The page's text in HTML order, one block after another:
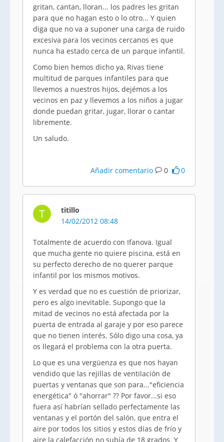
gritan, cantan, lloran... los padres les gritan
para que no hagan esto o lo otro... Y quien
diga que no va a suponer una carga de ruido
excesiva para los vecinos cercanos es que
nunca ha estado cerca de un parque infantil.
Como bien hemos dicho ya, Rivas tiene
multitud de parques infantiles para que
llevemos a nuestros hijos, dejémos a los
vecinos en paz y llevemos a los niños a jugar
donde puedan gritar, jugar, llorar o cantar
libremente.
Un saludo.
Añadir comentario 0 0
T
titillo
14/02/2012 08:48
Totalmente de acuerdo con Ifanova. Igual
que mucha gente no quiere piscina, está en
su perfecto derecho de no querer parque
infantil por los mismos motivos.
Y es verdad que no es cuestión de priorizar,
pero es algo inevitable. Supongo que la
mitad de vecinos no está afectada por la
puerta de entrada al garaje y por eso parece
que no tienen interés. Sólo digo una cosa, ya
os llegará el problema con la otra puerta.
Lo que es una vergüenza es que nos hayan
vendido que las rejillas de ventilación de
puertas y ventanas que son para..."eficiencia
energética" ó "ahorrar" ?? Por favor...si eso
fuera así habrían sellado perfectamente las
ventanas y el portón del salón, que entra el
aire por todos los sitios y estos días de frío y
aire la calefacción no subía de 18 grados. Y